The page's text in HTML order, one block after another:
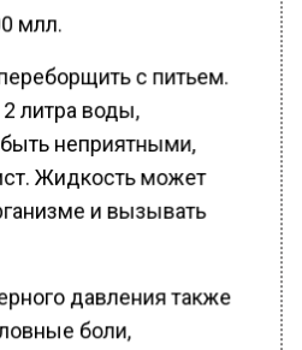
млл.
с питьем.
литра воды,
неприятными,
Жидкость может
и вызывать
давления также
боли,